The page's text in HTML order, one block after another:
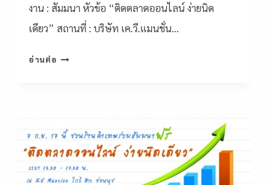
งาน : สัมมนา หัวข้อ “ติดตลาดออนไลน์ ง่ายนิด
เดียว” สถานที่ : บริษัท เค.วี.แมนชั่น…
อ่านต่อ